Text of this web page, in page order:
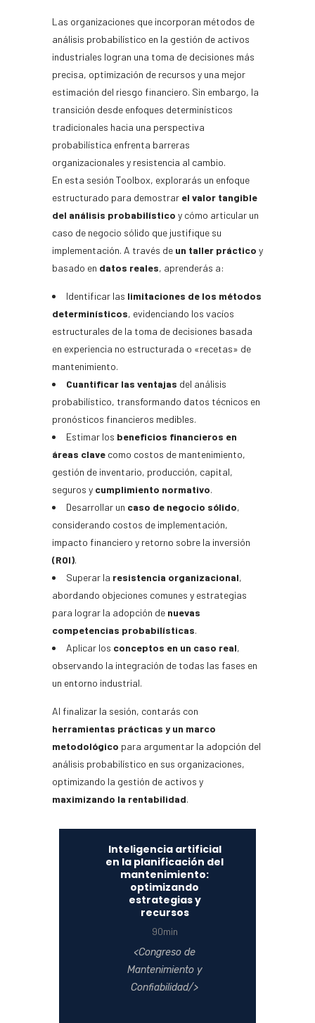
Las organizaciones que incorporan métodos de
análisis probabilístico en la gestión de activos
industriales logran una toma de decisiones más
precisa, optimización de recursos y una mejor
estimación del riesgo financiero. Sin embargo, la
transición desde enfoques determinísticos
tradicionales hacia una perspectiva
probabilística enfrenta barreras
organizacionales y resistencia al cambio.
En esta sesión Toolbox, explorarás un enfoque
estructurado para demostrar el valor tangible
del análisis probabilístico y cómo articular un
caso de negocio sólido que justifique su
implementación. A través de un taller práctico y
basado en datos reales, aprenderás a:
Identificar las limitaciones de los métodos
determinísticos, evidenciando los vacíos
estructurales de la toma de decisiones basada
en experiencia no estructurada o «recetas» de
mantenimiento.
Cuantificar las ventajas del análisis
probabilístico, transformando datos técnicos en
pronósticos financieros medibles.
Estimar los beneficios financieros en
áreas clave como costos de mantenimiento,
gestión de inventario, producción, capital,
seguros y cumplimiento normativo.
Desarrollar un caso de negocio sólido,
considerando costos de implementación,
impacto financiero y retorno sobre la inversión
(ROI).
Superar la resistencia organizacional,
abordando objeciones comunes y estrategias
para lograr la adopción de nuevas
competencias probabilísticas.
Aplicar los conceptos en un caso real,
observando la integración de todas las fases en
un entorno industrial.
Al finalizar la sesión, contarás con
herramientas prácticas y un marco
metodológico para argumentar la adopción del
análisis probabilístico en sus organizaciones,
optimizando la gestión de activos y
maximizando la rentabilidad.
Inteligencia artificial
en la planificación del
mantenimiento:
optimizando
estrategias y
recursos
90min
Congreso de
Mantenimiento y
Confiabilidad